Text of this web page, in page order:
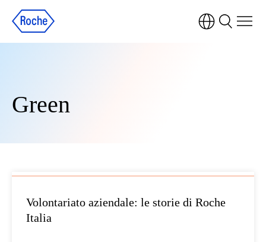
Green
Volontariato aziendale: le storie di Roche
Italia